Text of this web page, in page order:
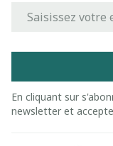
En cliquant sur
newsletter et